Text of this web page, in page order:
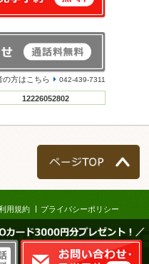
の方はこちら 042-439-7311
12226052802
カード3000円分プレゼント！／
用規約 プライバシーポリシー